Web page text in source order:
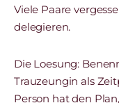
Viele Paare
delegieren.
Die Loesung:
Trauzeungin als
Person hat den